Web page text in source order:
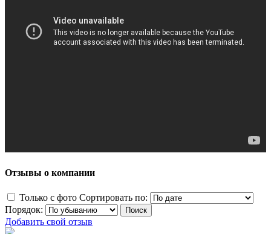
Отзывы о компании
Только с фото Сортировать по:
Порядок:
Добавить свой отзыв